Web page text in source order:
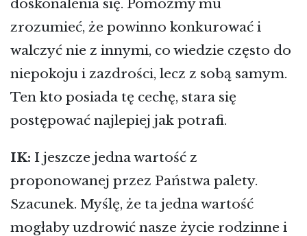
doskonalenia się. Pomóżmy mu
zrozumieć, że powinno konkurować i
walczyć nie z innymi, co wiedzie często do
niepokoju i zazdrości, lecz z sobą samym.
Ten kto posiada tę cechę, stara się
postępować najlepiej jak potrafi.
IK: I jeszcze jedna wartość z
proponowanej przez Państwa palety.
Szacunek. Myślę, że ta jedna wartość
mogłaby uzdrowić nasze życie rodzinne i